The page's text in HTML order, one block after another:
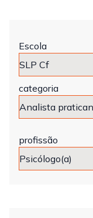
Escola
categoria
profissão